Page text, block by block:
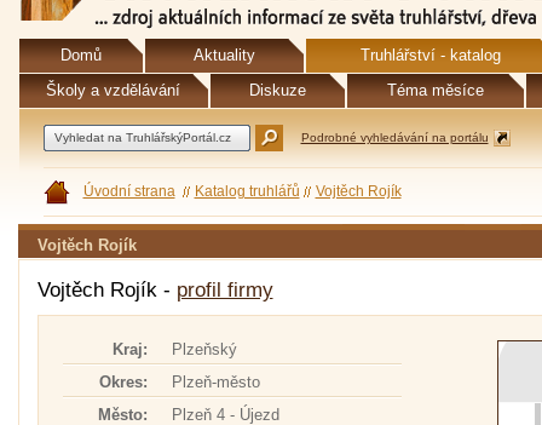
Domů Aktuality
Truhlářství - katalog
Školy a vzdělávání
Diskuze Téma měsíce
Podrobné vyhledávání na portálu
Úvodní strana Katalog truhlářů Vojtěch Rojík
Vojtěch Rojík
Vojtěch Rojík - profil firmy
Kraj:
Plzeňský
Okres:
Plzeň-město
Město:
Plzeň 4 - Újezd